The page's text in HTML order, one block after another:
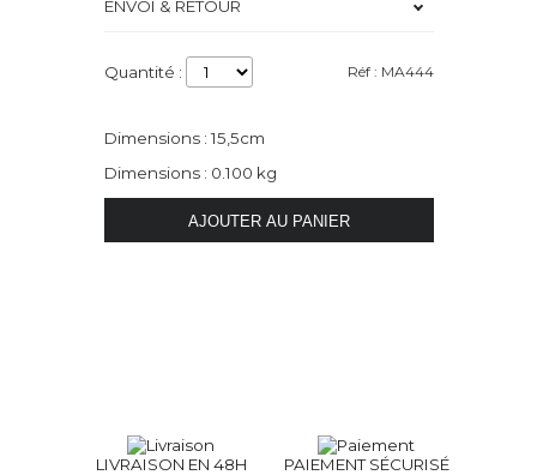
ENVOI & RETOUR
Quantité : Réf : MA444
Dimensions : 15,5cm
Dimensions : 0.100 kg
LIVRAISON EN 48H PAIEMENT SÉCURISÉ